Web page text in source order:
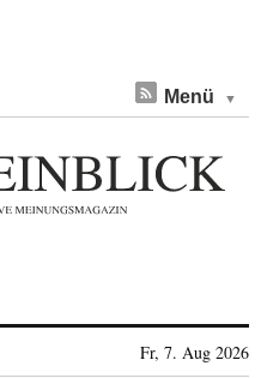
Menü
Fr, 7. Aug 2026